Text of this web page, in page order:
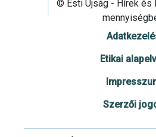
© Esti Újság - Hírek és
Etikai
Szerzői